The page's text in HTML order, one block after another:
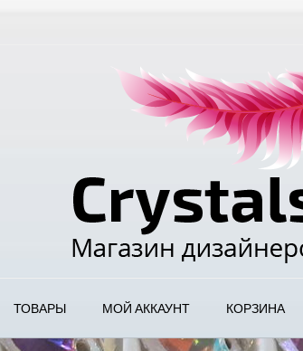
ТОВАРЫ МОЙ АККАУНТ КОРЗИНА